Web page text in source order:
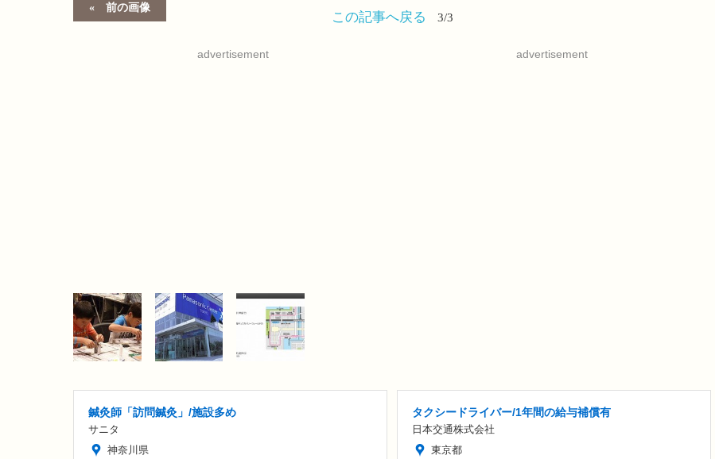
前の画像
この記事へ戻る 3/3
advertisement advertisement
鍼灸師「訪問鍼灸」/施設多め
サニタ
神奈川県
タクシードライバー/1年間の給与補償有
日本交通株式会社
東京都